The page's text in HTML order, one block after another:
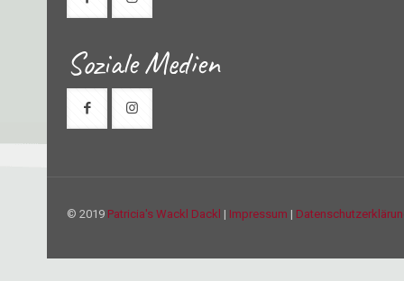
Soziale Medien
© 2019 Patricia's Wackl Dackl | Impressum |